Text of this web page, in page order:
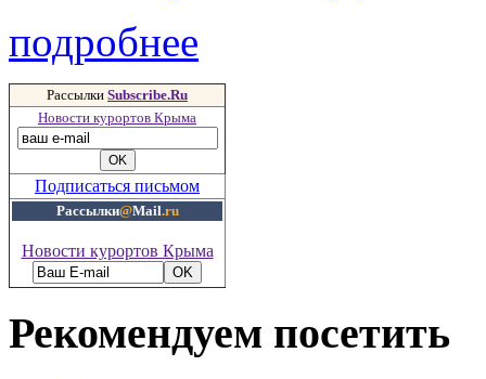
подробнее
Рассылки Subscribe.Ru
Новости курортов Крыма
Подписаться письмом
Рассылки@Mail.ru
Новости курортов Крыма
Рекомендуем посетить